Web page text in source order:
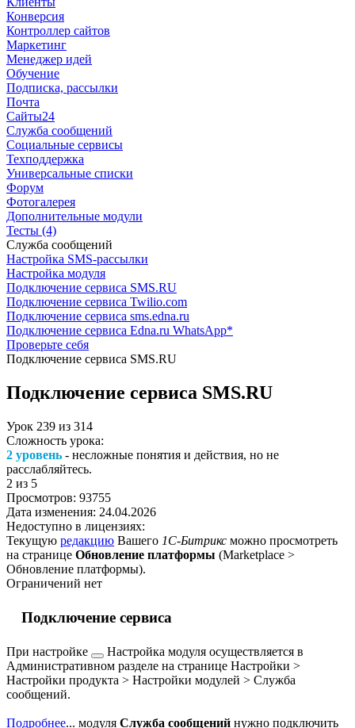
Конверсия
Контроллер сайтов
Маркетинг
Менеджер идей
Обучение
Подписка, рассылки
Почта
Сайты24
Служба сообщений
Социальные сервисы
Техподдержка
Универсальные списки
Форум
Фотогалерея
Дополнительные модули
Тесты (4)
Служба сообщений
Настройка SMS-рассылки
Настройка модуля
Подключение сервиса SMS.RU
Подключение сервиса Twilio.com
Подключение сервиса sms.edna.ru
Подключение сервиса Edna.ru WhatsApp*
Проверьте себя
Подключение сервиса SMS.RU
Подключение сервиса SMS.RU
Урок 239 из 314
Сложность урока:
2 уровень - несложные понятия и действия, но не
расслабляйтесь.
2 из 5
Просмотров: 93755
Дата изменения: 24.04.2026
Недоступно в лицензиях:
Текущую редакцию Вашего 1С-Битрикс можно просмотреть
на странице Обновление платформы (Marketplace >
Обновление платформы).
Ограничений нет
Подключение сервиса
При настройке
Настройка модуля осуществляется в
Административном разделе на странице Настройки >
Настройки продукта > Настройки модулей > Служба
сообщений.
Подробнее... модуля Служба сообщений нужно подключить